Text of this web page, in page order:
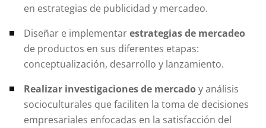
en estrategias de publicidad y mercadeo.
Diseñar e implementarestrategias de mercadeo
de productos en sus diferentes etapas:
conceptualización, desarrollo y lanzamiento.
Realizar investigaciones de mercadoy análisis
socioculturales que faciliten la toma de decisiones
empresariales enfocadas en la satisfacción del